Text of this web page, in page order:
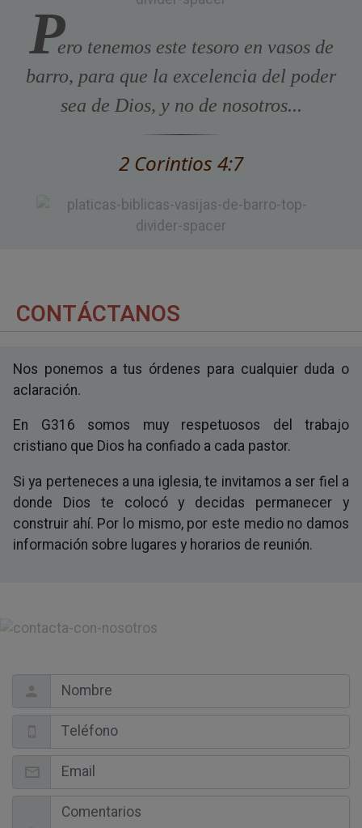
Pero tenemos este tesoro en vasos de
barro, para que la excelencia del poder
sea de Dios, y no de nosotros...
2 Corintios 4:7
CONTÁCTANOS
Nos ponemos a tus órdenes para cualquier duda o
aclaración.
En G316 somos muy respetuosos del trabajo
cristiano que Dios ha confiado a cada pastor.
Si ya perteneces a una iglesia, te invitamos a ser fiel a
donde Dios te colocó y decidas permanecer y
construir ahí. Por lo mismo, por este medio no damos
información sobre lugares y horarios de reunión.